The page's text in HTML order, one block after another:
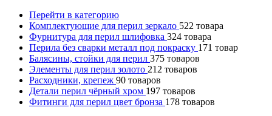
Перейти в категорию
Комплектующие для перил зеркало 522 товара
Фурнитура для перил шлифовка 324 товара
Перила без сварки металл под покраску 171 товар
Балясины, стойки для перил 375 товаров
Элементы для перил золото 212 товаров
Расходники, крепеж 90 товаров
Детали перил чёрный хром 197 товаров
Фитинги для перил цвет бронза 178 товаров